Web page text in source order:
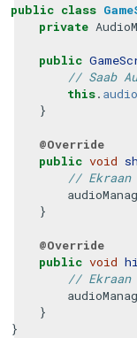
public class
private
public
// Saab
this.
}
@Override
public void
// Ekraan
}
@Override
public void
// Ekraan
}
}